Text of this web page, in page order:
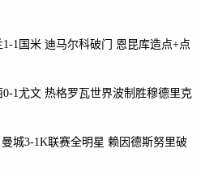
1国米 迪马尔科破门 恩昆库造点+点
0-1尤文 热格罗瓦世界波制胜穆德里克
城3-1K联赛全明星 赖因德斯努里破